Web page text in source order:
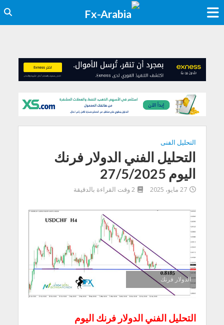
التحليل الفنى
التحليل الفني الدولار فرنك
اليوم 27/5/2025
27 مايو، 2025 2 وقت القراءة بالدقيقة
الدولار فرنك
التحليل الفني الدولار فرنك اليوم